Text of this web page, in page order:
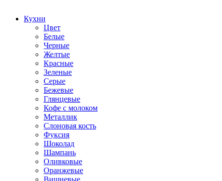
Кухни
Цвет
Белые
Черные
Желтые
Красные
Зеленые
Серые
Бежевые
Глянцевые
Кофе с молоком
Металлик
Слоновая кость
Фуксия
Шоколад
Шампань
Оливковые
Оранжевые
Вишневые